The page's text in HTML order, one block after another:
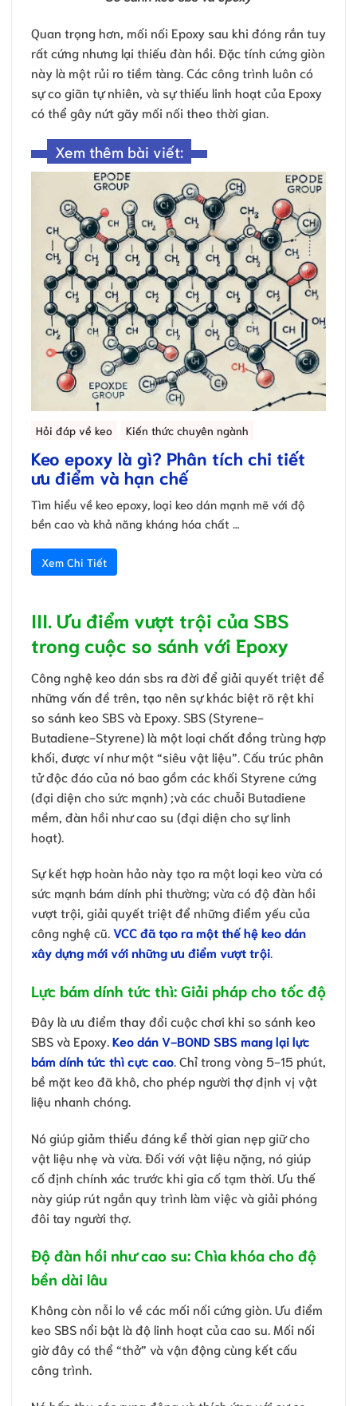
Quan trọng hơn, mối nối Epoxy sau khi đóng rắn tuy
rất cứng nhưng lại thiếu đàn hồi. Đặc tính cứng giòn
này là một rủi ro tiềm tàng. Các công trình luôn có
sự co giãn tự nhiên, và sự thiếu linh hoạt của Epoxy
có thể gây nứt gãy mối nối theo thời gian.
Xem thêm bài viết:
Hỏi đáp về keo Kiến thức chuyên ngành
Keo epoxy là gì? Phân tích chi tiết
ưu điểm và hạn chế
Tìm hiểu về keo epoxy, loại keo dán mạnh mẽ với độ
bền cao và khả năng kháng hóa chất …
Xem Chi Tiết
III. Ưu điểm vượt trội của SBS
trong cuộc so sánh với Epoxy
Công nghệ keo dán sbs ra đời để giải quyết triệt để
những vấn đề trên, tạo nên sự khác biệt rõ rệt khi
so sánh keo SBS và Epoxy. SBS (Styrene-
Butadiene-Styrene) là một loại chất đồng trùng hợp
khối, được ví như một “siêu vật liệu”. Cấu trúc phân
tử độc đáo của nó bao gồm các khối Styrene cứng
(đại diện cho sức mạnh) ;và các chuỗi Butadiene
mềm, đàn hồi như cao su (đại diện cho sự linh
hoạt).
Sự kết hợp hoàn hảo này tạo ra một loại keo vừa có
sức mạnh bám dính phi thường; vừa có độ đàn hồi
vượt trội, giải quyết triệt để những điểm yếu của
công nghệ cũ.VCC đã tạo ra một thế hệ keo dán
xây dựng mới với những ưu điểm vượt trội.
Lực bám dính tức thì: Giải pháp cho tốc độ
Đây là ưu điểm thay đổi cuộc chơi khi so sánh keo
SBS và Epoxy. Keo dán V-BOND SBS mang lại lực
bám dính tức thì cực cao . Chỉ trong vòng 5-15 phút,
bề mặt keo đã khô, cho phép người thợ định vị vật
liệu nhanh chóng.
Nó giúp giảm thiểu đáng kể thời gian nẹp giữ cho
vật liệu nhẹ và vừa. Đối với vật liệu nặng, nó giúp
cố định chính xác trước khi gia cố tạm thời. Ưu thế
này giúp rút ngắn quy trình làm việc và giải phóng
đôi tay người thợ.
Độ đàn hồi như cao su: Chìa khóa cho độ
bền dài lâu
Không còn nỗi lo về các mối nối cứng giòn. Ưu điểm
keo SBS nổi bật là độ linh hoạt của cao su. Mối nối
giờ đây có thể “thở” và vận động cùng kết cấu
công trình.